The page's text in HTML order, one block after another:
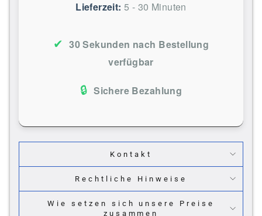
Lieferzeit: 5 - 30 Minuten
✔ 30 Sekunden nach Bestellung
verfügbar
🔒 Sichere Bezahlung
Kontakt
Rechtliche Hinweise
Wie setzen sich unsere Preise
zusammen